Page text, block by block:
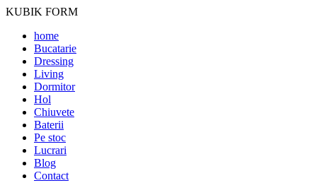
KUBIK FORM
home
Bucatarie
Dressing
Living
Dormitor
Hol
Chiuvete
Baterii
Pe stoc
Lucrari
Blog
Contact